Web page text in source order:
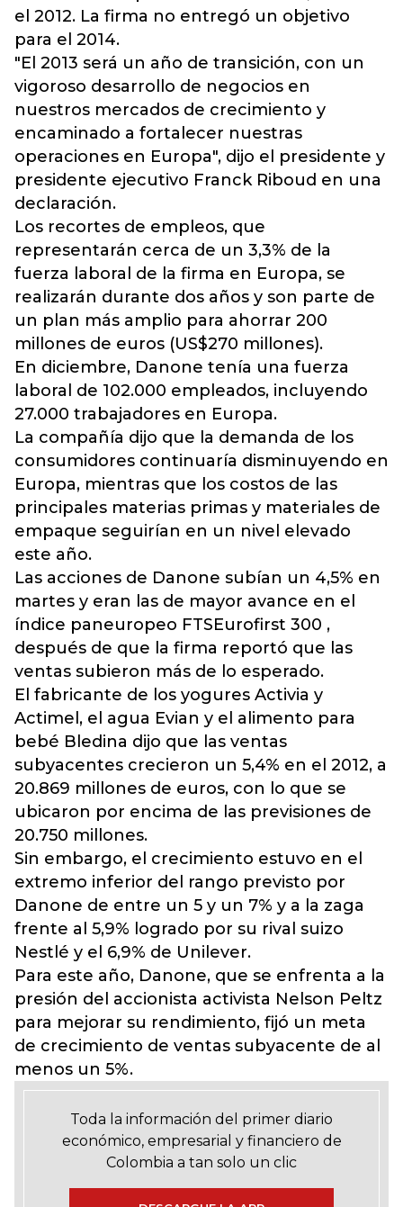
el 2012. La firma no entregó un objetivo
para el 2014.
"El 2013 será un año de transición, con un
vigoroso desarrollo de negocios en
nuestros mercados de crecimiento y
encaminado a fortalecer nuestras
operaciones en Europa", dijo el presidente y
presidente ejecutivo Franck Riboud en una
declaración.
Los recortes de empleos, que
representarán cerca de un 3,3% de la
fuerza laboral de la firma en Europa, se
realizarán durante dos años y son parte de
un plan más amplio para ahorrar 200
millones de euros (US$270 millones).
En diciembre, Danone tenía una fuerza
laboral de 102.000 empleados, incluyendo
27.000 trabajadores en Europa.
La compañía dijo que la demanda de los
consumidores continuaría disminuyendo en
Europa, mientras que los costos de las
principales materias primas y materiales de
empaque seguirían en un nivel elevado
este año.
Las acciones de Danone subían un 4,5% en
martes y eran las de mayor avance en el
índice paneuropeo FTSEurofirst 300 ,
después de que la firma reportó que las
ventas subieron más de lo esperado.
El fabricante de los yogures Activia y
Actimel, el agua Evian y el alimento para
bebé Bledina dijo que las ventas
subyacentes crecieron un 5,4% en el 2012, a
20.869 millones de euros, con lo que se
ubicaron por encima de las previsiones de
20.750 millones.
Sin embargo, el crecimiento estuvo en el
extremo inferior del rango previsto por
Danone de entre un 5 y un 7% y a la zaga
frente al 5,9% logrado por su rival suizo
Nestlé y el 6,9% de Unilever.
Para este año, Danone, que se enfrenta a la
presión del accionista activista Nelson Peltz
para mejorar su rendimiento, fijó un meta
de crecimiento de ventas subyacente de al
menos un 5%.
Toda la información del primer diario
económico, empresarial y financiero de
Colombia a tan solo un clic